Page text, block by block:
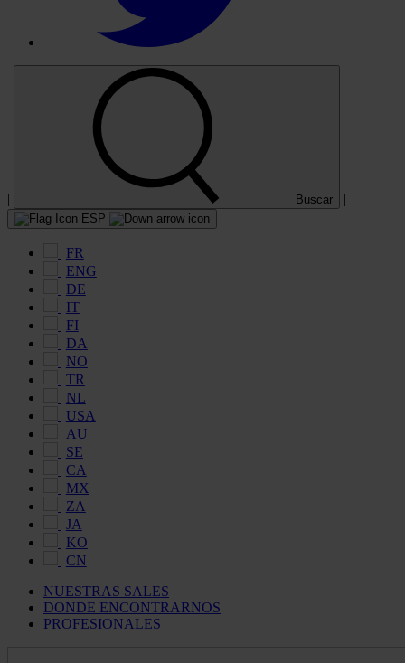
| Buscar |
ESP
FR
ENG
DE
IT
FI
DA
NO
TR
NL
USA
AU
SE
CA
MX
ZA
JA
KO
CN
NUESTRAS SALES
DONDE ENCONTRARNOS
PROFESIONALES